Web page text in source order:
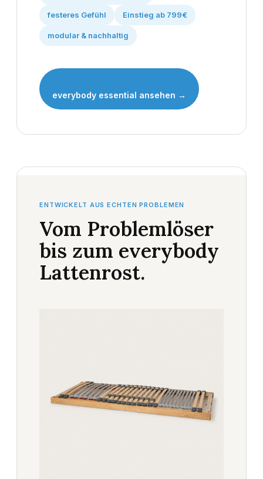
festeres Gefühl Einstieg ab 799€
modular & nachhaltig
everybody essential ansehen →
ENTWICKELT AUS ECHTEN PROBLEMEN
Vom Problemlöser
bis zum everybody
Lattenrost.